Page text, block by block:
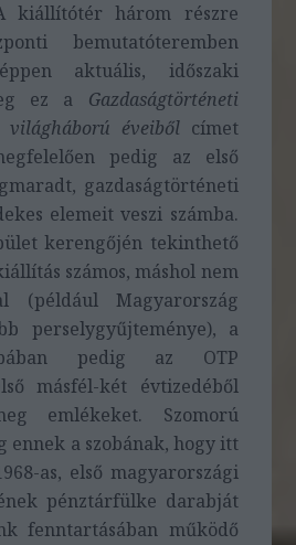
kiállítótér három részre
bemutatóteremben
aktuális, időszaki
ez a Gazdaságtörténeti
világháború éveibőlcímet
pedig az első
gazdaságtörténeti
elemeit veszi számba.
kerengőjén tekinthető
számos, máshol nem
(például Magyarország
perselygyűjteménye), a
pedig az OTP
másfél-két évtizedéből
emlékeket. Szomorú
ennek a szobának, hogy itt
as, első magyarországi
pénztárfülke darabját
fenntartásában működő